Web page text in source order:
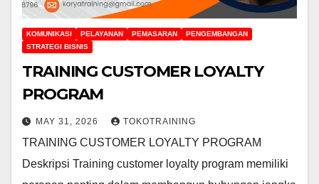
KOMUNIKASI PELAYANAN PEMASARAN
PENGEMBANGAN
STRATEGI BISNIS
TRAINING CUSTOMER LOYALTY
PROGRAM
MAY 31, 2026 TOKOTRAINING
TRAINING CUSTOMER LOYALTY PROGRAM
Deskripsi Training customer loyalty program memiliki